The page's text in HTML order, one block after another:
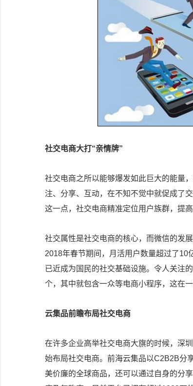
社交电商大打“亲情牌”
社交电商之所以能够爆发如此巨大的能量
注、分享、互动，在不知不觉中就促成了
这一点，社交电商精准定位用户族群，提
社交属性是社交电商的核心，而微信的发
2018年春节期间，月活用户数量超过了
已近成为国民的社交基础设施。令人关注
个，其中就包含一众等电商小程序，这在
云集品前瞻布局社交电商
在许多企业高举社交电商大旗的时候，深
始布局社交电商。前海云集品以C2B2B分
美价廉的全球商品，还可以通过自身的分